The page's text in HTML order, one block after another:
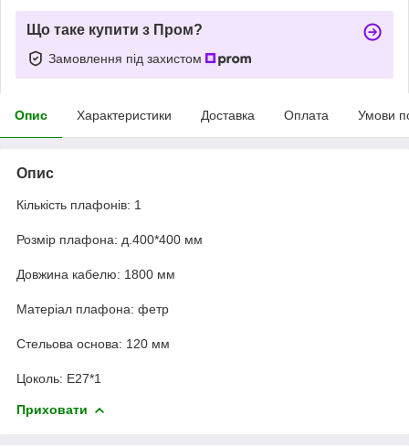
Що таке купити з Пром?
Замовлення під захистом
Опис Характеристики Доставка Оплата Умови
Опис
Кількість плафонів: 1
Розмір плафона: д.400*400 мм
Довжина кабелю: 1800 мм
Матеріал плафона: фетр
Стельова основа: 120 мм
Цоколь: Е27*1
Приховати